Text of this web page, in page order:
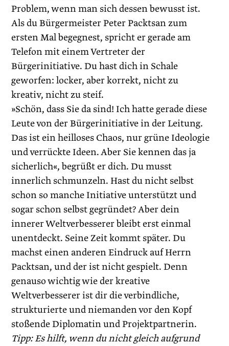
Problem, wenn man sich dessen bewusst ist.
Als du Bürgermeister Peter Packtsan zum
ersten Mal begegnest, spricht er gerade am
Telefon mit einem Vertreter der
Bürgerinitiative. Du hast dich in Schale
geworfen: ­locker, aber korrekt, nicht zu
kreativ, nicht zu steif.
»Schön, dass Sie da sind! Ich hatte gerade diese
Leute von der Bürgerinitiative in der Leitung.
Das ist ein heilloses Chaos, nur grüne Ideologie
und verrückte Ideen. Aber Sie kennen das ja
sicher­lich«, begrüßt er dich. Du musst
innerlich schmunzeln. Hast du nicht selbst
schon so manche Initiative unterstützt und
sogar schon selbst gegründet? Aber dein
innerer Weltverbesserer bleibt erst einmal
unentdeckt. Seine Zeit kommt später. Du
machst einen anderen Eindruck auf Herrn
Packtsan, und der ist nicht gespielt. Denn
genauso wichtig wie der kreative
Weltverbesserer ist dir die verbindliche,
strukturierte und niemanden vor den Kopf
stoßende Diplomatin und Projektpartnerin.
Tipp: Es hilft, wenn du nicht gleich aufgrund